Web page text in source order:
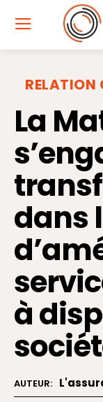
RELATION
La
dans
à
AUTEUR: